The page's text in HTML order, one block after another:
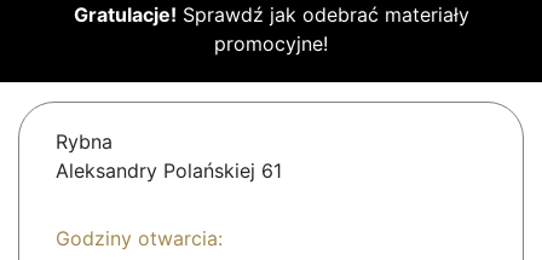
Gratulacje! Sprawdź jak odebrać materiały
promocyjne!
Rybna
Aleksandry Polańskiej 61
Godziny otwarcia: